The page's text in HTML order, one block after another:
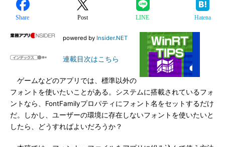
Share Post LINE Hatena
powered by Insider.NET
連載目次はこちら
ゲームなどのアプリでは、標準以外の
フォントを使いたいことがある。システムに搭載されているフォ
ントなら、FontFamilyプロパティにフォント名をセットするだけ
だ。しかし、ユーザーの環境に存在しないフォントを使いたいと
したら、どうすればよいだろうか？